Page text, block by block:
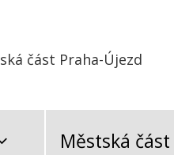
část Praha-Újezd
Městská část